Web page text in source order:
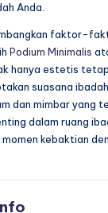
Anda.
faktor-
Podium Minimalis
hanya estetis
suasana
dan mimbar yang
dalam ruang
kebaktian